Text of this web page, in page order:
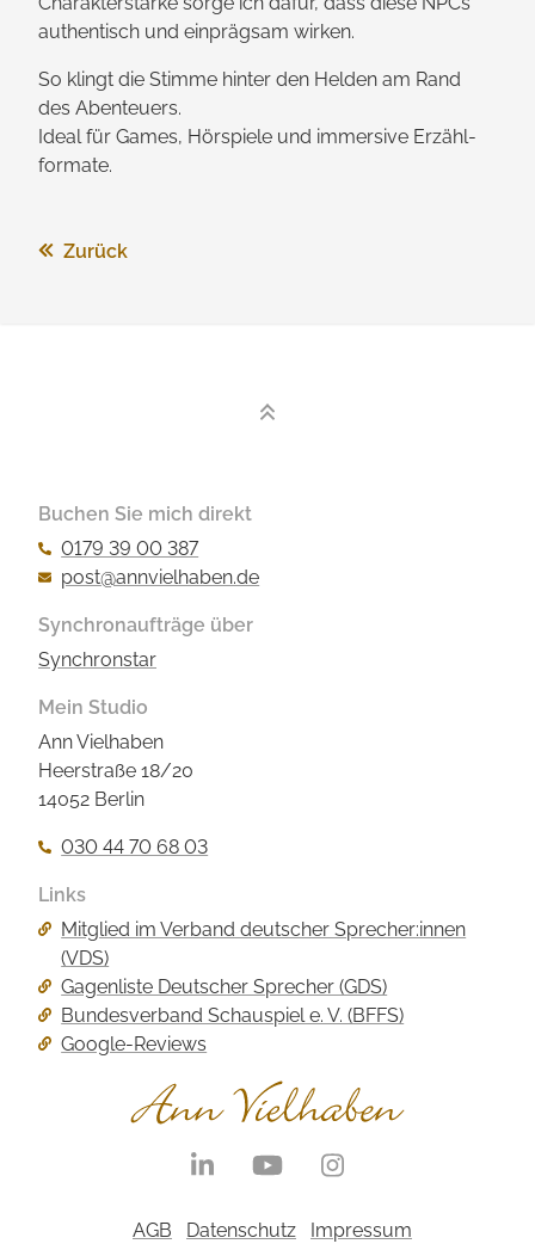
authentisch und einprägsam wirken.
So klingt die Stimme hinter den Helden am Rand
des Abenteuers.
Ideal für Games, Hörspiele und immersive Erzähl­
formate.
Zurück
Buchen Sie mich direkt
0179 39 00 387
post@annvielhaben.de
Synchronaufträge über
Synchronstar
Mein Studio
Ann Vielhaben
Heerstraße 18/20
14052 Berlin
030 44 70 68 03
Links
Navigation
überspringen
Mitglied im Verband deutscher Sprecher:innen
(VDS)
Gagenliste Deutscher Sprecher (GDS)
Bundesverband Schauspiel e. V. (BFFS)
Google-Reviews
Navigation
AGB Datenschutz Impressum